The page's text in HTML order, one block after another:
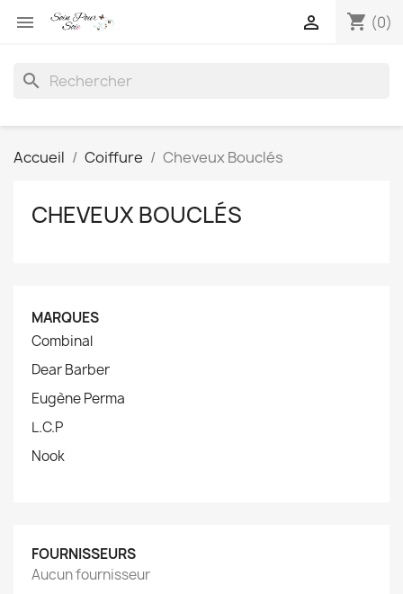
 shopping_cart (0)

search
Accueil Coiffure Cheveux Bouclés
CHEVEUX BOUCLÉS
MARQUES
Combinal
Dear Barber
Eugène Perma
L.C.P
Nook
FOURNISSEURS
Aucun fournisseur